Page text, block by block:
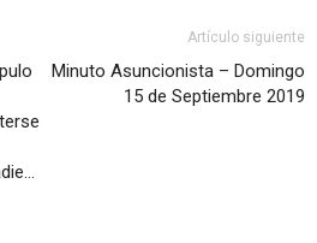
Artículo siguiente
Minuto Asuncionista – Domingo
15 de Septiembre 2019